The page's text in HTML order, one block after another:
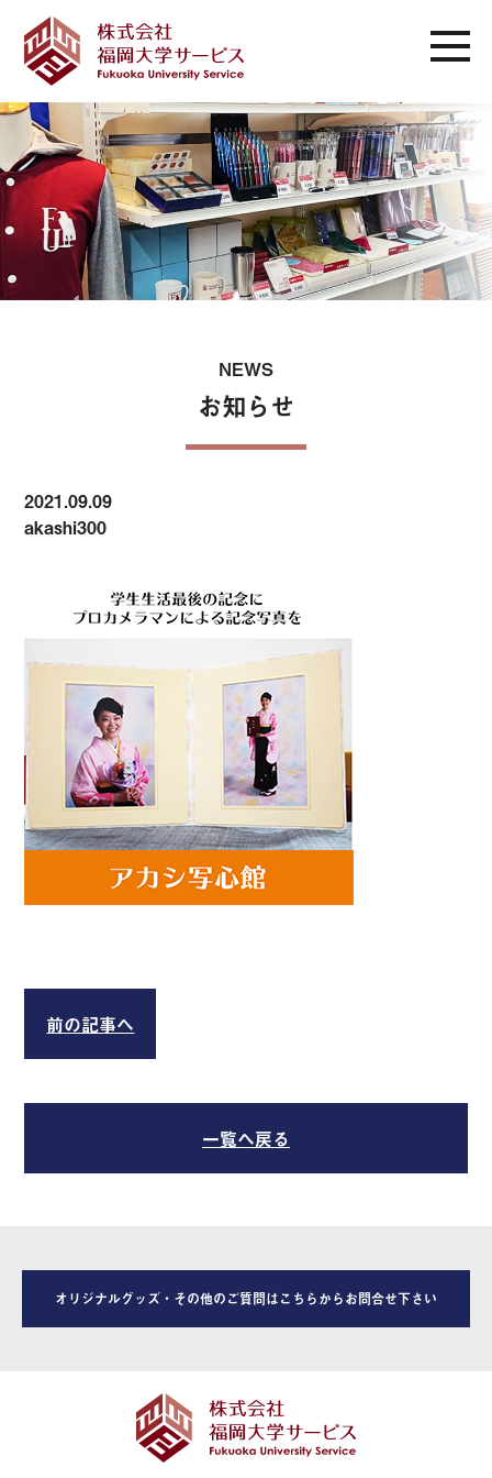
NEWS
お知らせ
2021.09.09
akashi300
前の記事へ
一覧へ戻る
オリジナルグッズ・その他のご質問はこちらからお問合せ下さい